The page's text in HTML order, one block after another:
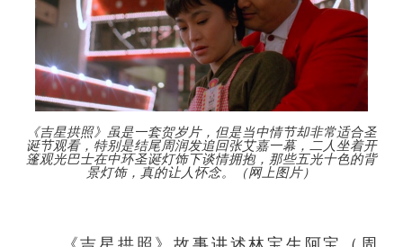
《吉星拱照》虽是一套贺岁片，但是当中情节却非常适合圣
诞节观看，特别是结尾周润发追回张艾嘉一幕，二人坐着开
篷观光巴士在中环圣诞灯饰下谈情拥抱，那些五光十色的背
景灯饰，真的让人怀念。（网上图片）